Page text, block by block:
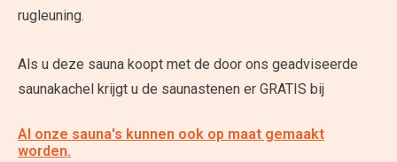
rugleuning.
Als u deze sauna koopt met de door ons geadviseerde
saunakachel krijgt u de saunastenen er GRATIS bij
Al onze sauna's kunnen ook op maat gemaakt
worden.